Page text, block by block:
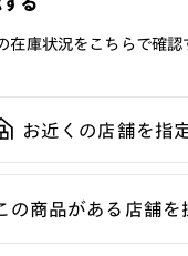
ンプル：チタン合金（β
カットレンズ
クカラー
フィッティング
つでもお気軽に
在庫状況をこちらで確認
お近くの店舗を指
の商品がある店舗を